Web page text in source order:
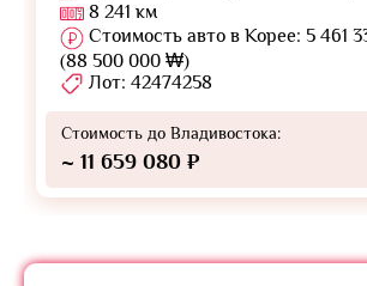
8 241 км
Стоимость авто в Корее: 5 461
(88 500 000 ₩)
Лот: 42474258
Стоимость до Владивостока:
~ 11 659 080 ₽